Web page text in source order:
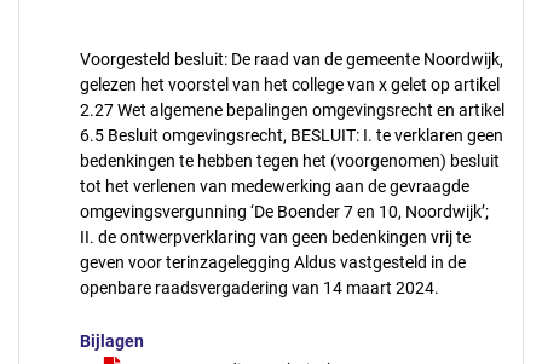
Voorgesteld besluit: De raad van de gemeente Noordwijk,
gelezen het voorstel van het college van x gelet op artikel
2.27 Wet algemene bepalingen omgevingsrecht en artikel
6.5 Besluit omgevingsrecht, BESLUIT: I. te verklaren geen
bedenkingen te hebben tegen het (voorgenomen) besluit
tot het verlenen van medewerking aan de gevraagde
omgevingsvergunning ‘De Boender 7 en 10, Noordwijk’;
II. de ontwerpverklaring van geen bedenkingen vrij te
geven voor terinzagelegging Aldus vastgesteld in de
openbare raadsvergadering van 14 maart 2024.
Bijlagen